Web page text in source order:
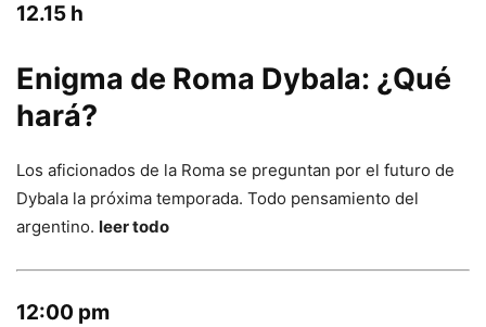
12.15 h
Enigma de Roma Dybala: ¿Qué
hará?
Los aficionados de la Roma se preguntan por el futuro de
Dybala la próxima temporada. Todo pensamiento del
argentino. leer todo
12:00 pm